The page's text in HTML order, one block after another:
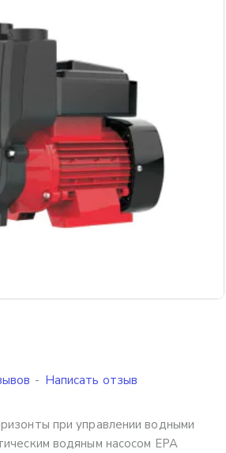
при управлении водными
водяным насосом EPA
- Написать отзыв